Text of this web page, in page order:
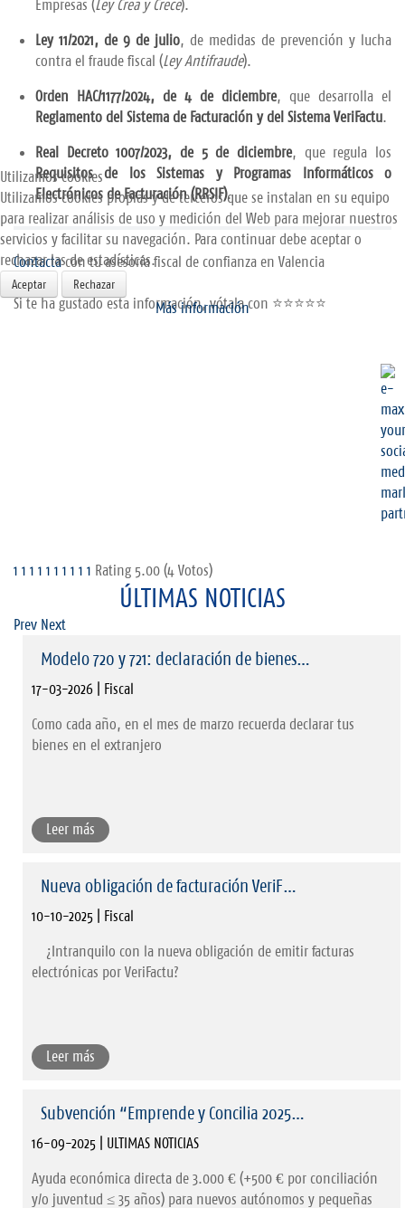
Empresas (Ley Crea y Crece).
Ley 11/2021, de 9 de julio, de medidas de prevención y lucha
contra el fraude fiscal (Ley Antifraude).
Orden HAC/1177/2024, de 4 de diciembre, que desarrolla el
Reglamento del Sistema de Facturación y del Sistema VeriFactu.
Real Decreto 1007/2023, de 5 de diciembre, que regula los
Requisitos de los Sistemas y Programas Informáticos o
Electrónicos de Facturación (RRSIF).
Contactacon tu asesoría fiscal de confianza en Valencia
Si te ha gustado esta información, vótala con ⭐⭐⭐⭐⭐
1 1 1 1 1 1 1 1 1 1 Rating 5.00 (4 Votos)
ÚLTIMAS NOTICIAS
Prev Next
Modelo 720 y 721: declaración de bienes…
17-03-2026 | Fiscal
Como cada año, en el mes de marzo recuerda declarar tus
bienes en el extranjero
Leer más
Nueva obligación de facturación VeriF…
10-10-2025 | Fiscal
¿Intranquilo con la nueva obligación de emitir facturas
electrónicas por VeriFactu?
Leer más
Subvención “Emprende y Concilia 2025…
16-09-2025 | ULTIMAS NOTICIAS
Ayuda económica directa de 3.000 € (+500 € por conciliación
y/o juventud ≤ 35 años) para nuevos autónomos y pequeñas
Utilizamos cookies
Utilizamos cookies propias y de terceros que se instalan en su equipo
para realizar análisis de uso y medición del Web para mejorar nuestros
servicios y facilitar su navegación. Para continuar debe aceptar o
rechazar las de estadísticas.
Aceptar Rechazar
Más información